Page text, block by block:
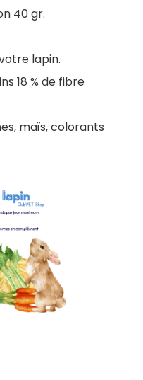
40 gr.
lapin.
18 % de fibre
maïs, colorants